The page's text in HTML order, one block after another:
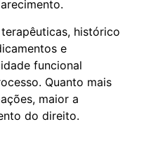
histórico
e
funcional
Quanto mais
maior a
do direito.